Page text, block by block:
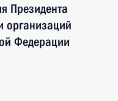
Президента
организаций
Федерации